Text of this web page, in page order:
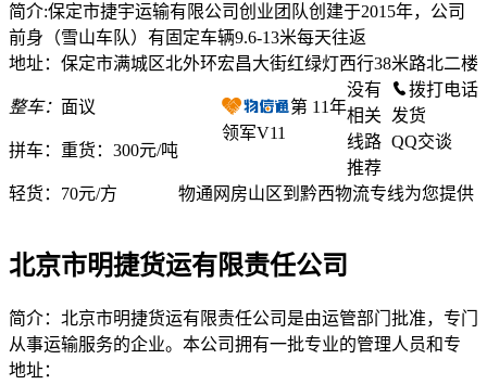
简介:保定市捷宇运输有限公司创业团队创建于2015年，公司
前身（雪山车队）有固定车辆9.6-13米每天往返
地址：保定市满城区北外环宏昌大街红绿灯西行38米路北二楼
整车： 面议
拼车： 重货：300元/吨
轻货： 70元/方
第 11年
领军V11
拨打电话
发货
QQ交谈
北京市明捷货运有限责任公司
简介：北京市明捷货运有限责任公司是由运管部门批准，专门
从事运输服务的企业。本公司拥有一批专业的管理人员和专
地址：
没有
相关
线路
推荐
物通网房山区到黔西物流专线为您提供